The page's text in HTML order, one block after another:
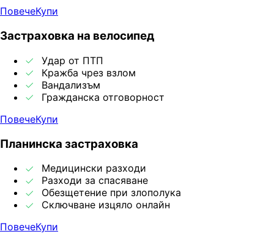
ПовечеКупи
Застраховка на велосипед
Удар от ПТП
Кражба чрез взлом
Вандализъм
Гражданска отговорност
ПовечеКупи
Планинска застраховка
Медицински разходи
Разходи за спасяване
Обезщетение при злополука
Сключване изцяло онлайн
ПовечеКупи